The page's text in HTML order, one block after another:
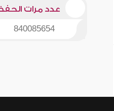
عدد مرات
840085654